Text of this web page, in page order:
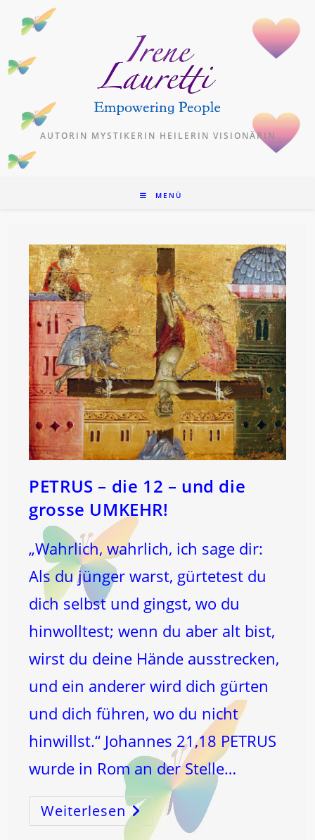
Inhalt
AUTORIN MYSTIKERIN HEILERIN VISIONÄRIN
MENÜ
PETRUS – die 12 – und die
grosse UMKEHR!
„Wahrlich, wahrlich, ich sage dir:
Als du jünger warst, gürtetest du
dich selbst und gingst, wo du
hinwolltest; wenn du aber alt bist,
wirst du deine Hände ausstrecken,
und ein anderer wird dich gürten
und dich führen, wo du nicht
hinwillst.“ Johannes 21,18 PETRUS
wurde in Rom an der Stelle…
WeiterlesenPETRUS
–
Die